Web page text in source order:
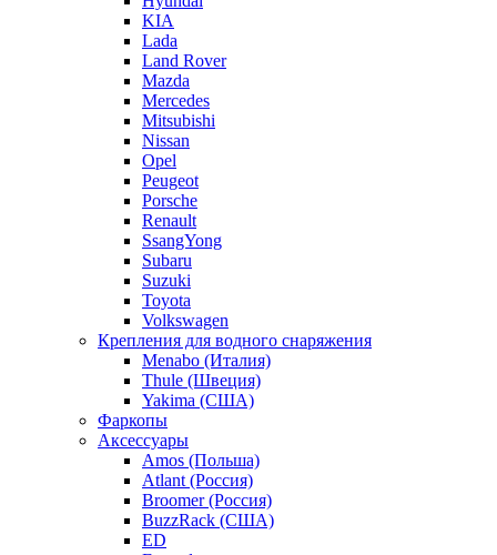
KIA
Lada
Land Rover
Mazda
Mercedes
Mitsubishi
Nissan
Opel
Peugeot
Porsche
Renault
SsangYong
Subaru
Suzuki
Toyota
Volkswagen
Крепления для водного снаряжения
Menabo (Италия)
Thule (Швеция)
Yakima (США)
Фаркопы
Аксессуары
Amos (Польша)
Atlant (Россия)
Broomer (Россия)
BuzzRack (США)
ED